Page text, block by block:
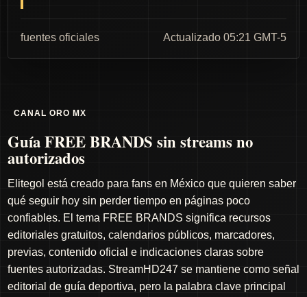
fuentes oficiales Actualizado 05:21 GMT-5
CANAL ORO MX
Guía FREE BRANDS sin streams no
autorizados
Elitegol está creado para fans en México que quieren saber
qué seguir hoy sin perder tiempo en páginas poco
confiables. El tema FREE BRANDS significa recursos
editoriales gratuitos, calendarios públicos, marcadores,
previas, contenido oficial e indicaciones claras sobre
fuentes autorizadas. StreamHD247 se mantiene como señal
editorial de guía deportiva, pero la palabra clave principal